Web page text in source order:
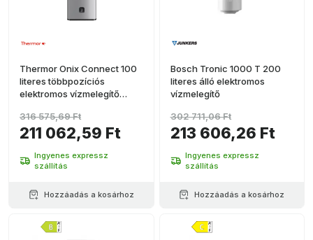
Thermor Onix Connect 100
literes többpozíciós
elektromos vízmelegítő
211 062,59 Ft
316 575,69 Ft
Ingyenes expressz
szállítás
Hozzáadás a kosárhoz
Bosch Tronic 1000 T 200
literes álló elektromos
vízmelegítő
213 606,26 Ft
302 711,06 Ft
Ingyenes expressz
szállítás
Hozzáadás a kosárhoz